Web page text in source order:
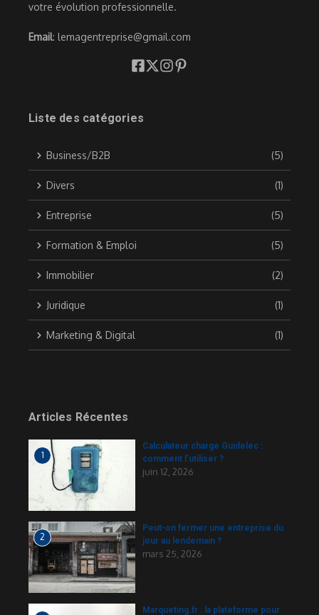
votre évolution professionnelle.
Email: lemagentreprise@gmail.com
Liste des catégories
Business/B2B (5)
Divers (1)
Entreprise (5)
Formation & Emploi (5)
Immobilier (2)
Juridique (1)
Marketing & Digital (1)
Articles Récentes
1
Calculateur charge Guidelec​ :
comment l’utiliser ?
juin 12, 2026
2
Peut-on fermer une entreprise du
jour au lendemain ?
mars 25, 2026
Marqueting.fr : la plateforme pour